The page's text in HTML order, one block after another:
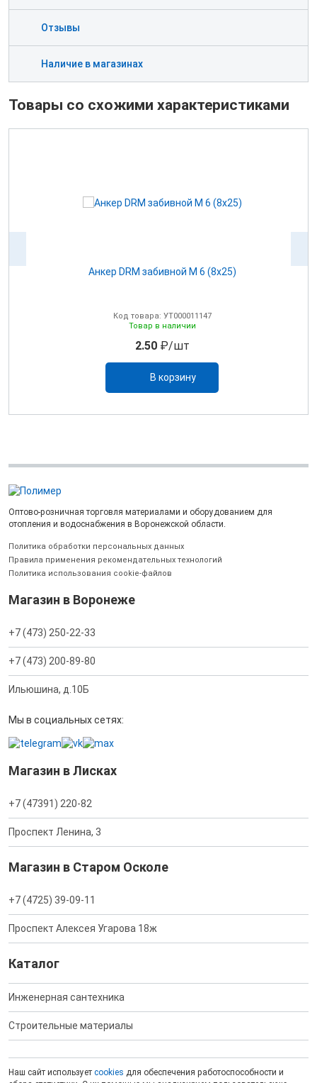
Отзывы
Наличие в магазинах
Товары со схожими характеристиками
Анкер DRM забивной М 6 (8х25)
Код товара: УТ000011147
Товар в наличии
2.50₽/шт
В корзину
Оптово-розничная торговля материалами и оборудованием для
отопления и водоснабжения в Воронежской области.
Политика обработки персональных данных
Правила применения рекомендательных технологий
Политика использования cookie-файлов
Магазин в Воронеже
+7 (473) 250-22-33
+7 (473) 200-89-80
Ильюшина, д.10Б
Мы в социальных сетях:
Магазин в Лисках
+7 (47391) 220-82
Проспект Ленина, 3
Магазин в Старом Осколе
+7 (4725) 39-09-11
Проспект Алексея Угарова 18ж
Каталог
Инженерная сантехника
Строительные материалы
Наш сайт использует cookies для обеспечения работоспособности и